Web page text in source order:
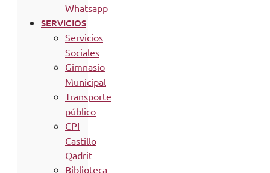
Whatsapp
SERVICIOS
Servicios
Sociales
Gimnasio
Municipal
Transporte
público
CPI
Castillo
Qadrit
Biblioteca